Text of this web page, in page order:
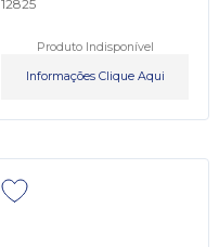
12825
Produto Indisponível
Informações Clique Aqui